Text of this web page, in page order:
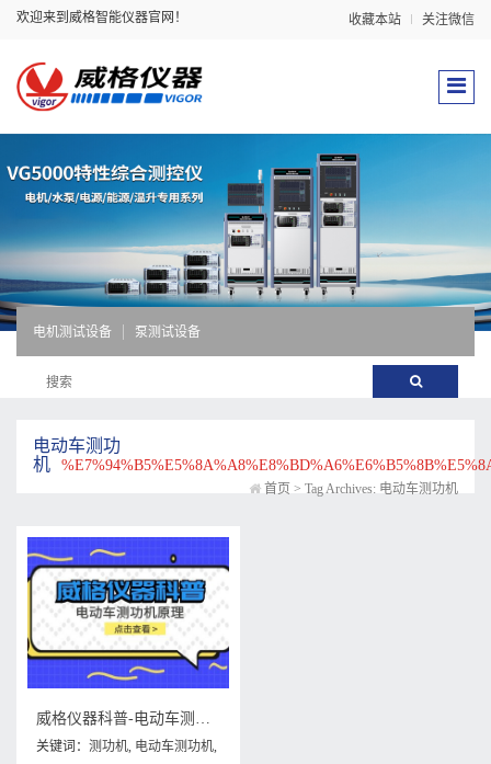
欢迎来到威格智能仪器官网！ 收藏本站 关注微信
电机测试设备 泵测试设备
电动车测功
机
首页 > Tag Archives: 电动车测功机
威格仪器科普-电动车测功机原理
关键词： 测功机, 电动车测功机,